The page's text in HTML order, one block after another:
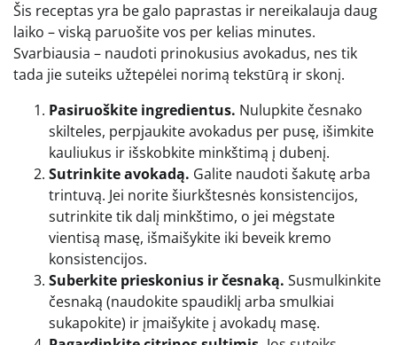
Šis receptas yra be galo paprastas ir nereikalauja daug
laiko – viską paruošite vos per kelias minutes.
Svarbiausia – naudoti prinokusius avokadus, nes tik
tada jie suteiks užtepėlei norimą tekstūrą ir skonį.
Pasiruoškite ingredientus. Nulupkite česnako
skilteles, perpjaukite avokadus per pusę, išimkite
kauliukus ir išskobkite minkštimą į dubenį.
Sutrinkite avokadą. Galite naudoti šakutę arba
trintuvą. Jei norite šiurkštesnės konsistencijos,
sutrinkite tik dalį minkštimo, o jei mėgstate
vientisą masę, išmaišykite iki beveik kremo
konsistencijos.
Suberkite prieskonius ir česnaką. Susmulkinkite
česnaką (naudokite spaudiklį arba smulkiai
sukapokite) ir įmaišykite į avokadų masę.